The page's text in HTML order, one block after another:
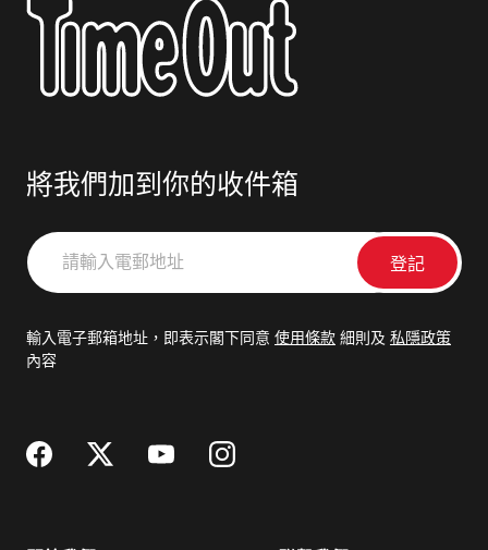
將我們加到你的收件箱
請
輸
郵
輸入電子郵箱地址，即表示閣下同意 使用條款 細則及 私隱政策
內容